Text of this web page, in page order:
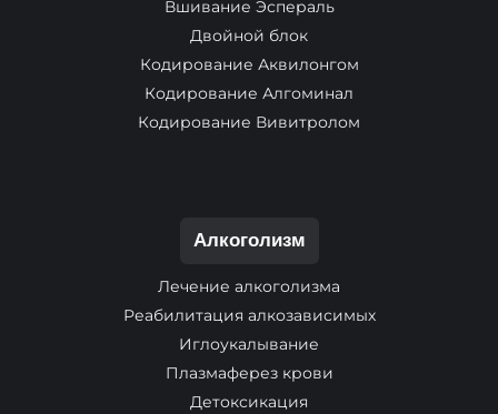
Вшивание Эспераль
Двойной блок
Кодирование Аквилонгом
Кодирование Алгоминал
Кодирование Вивитролом
Алкоголизм
Лечение алкоголизма
Реабилитация алкозависимых
Иглоукалывание
Плазмаферез крови
Детоксикация